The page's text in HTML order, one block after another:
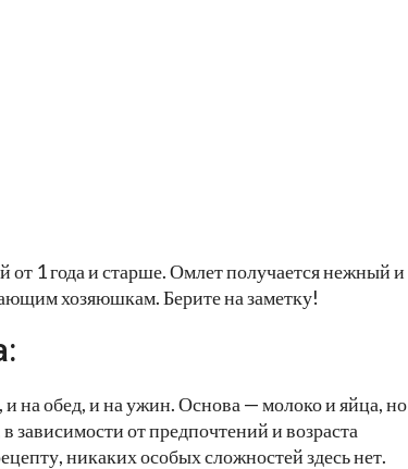
от 1 года и старше. Омлет получается нежный и
хозяюшкам. Берите на заметку!
и на обед, и на ужин. Основа — молоко и яйца, но
от предпочтений и возраста
никаких особых сложностей здесь нет.